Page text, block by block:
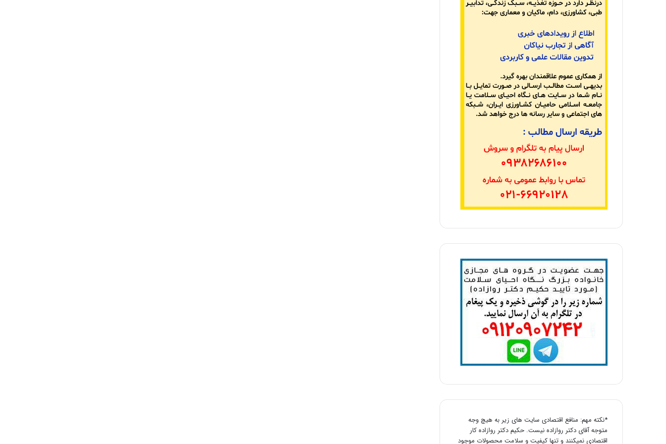
*نکته مهم: منافع اقتصادی سایت های زیر به هیچ وجه
متوجه آقای دکتر روازاده نیست. حکیم دکتر روازاده کار
اقتصادی نمیکنند و تنها کیفیت و سلامت محصولات موجود